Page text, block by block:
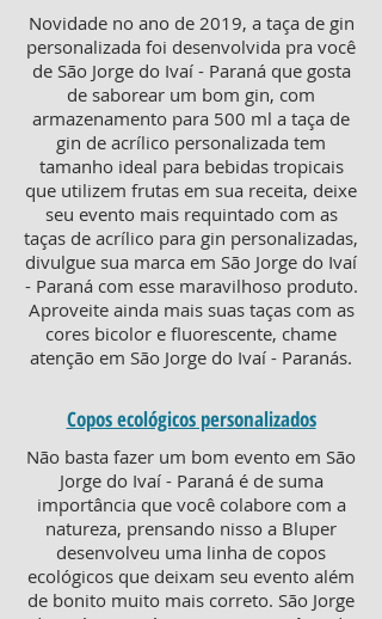
Novidade no ano de 2019, a taça de gin
personalizada foi desenvolvida pra você
de São Jorge do Ivaí - Paraná que gosta
de saborear um bom gin, com
armazenamento para 500 ml a taça de
gin de acrílico personalizada tem
tamanho ideal para bebidas tropicais
que utilizem frutas em sua receita, deixe
seu evento mais requintado com as
taças de acrílico para gin personalizadas,
divulgue sua marca em São Jorge do Ivaí
- Paraná com esse maravilhoso produto.
Aproveite ainda mais suas taças com as
cores bicolor e fluorescente, chame
atenção em São Jorge do Ivaí - Paranás.
Copos ecológicos personalizados
Não basta fazer um bom evento em São
Jorge do Ivaí - Paraná é de suma
importância que você colabore com a
natureza, prensando nisso a Bluper
desenvolveu uma linha de copos
ecológicos que deixam seu evento além
de bonito muito mais correto. São Jorge